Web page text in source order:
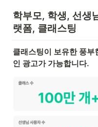
학부모, 학생, 선생
랫폼, 클래스팅
클래스팅이 보유한 풍부
인 광고가 가능합니다.